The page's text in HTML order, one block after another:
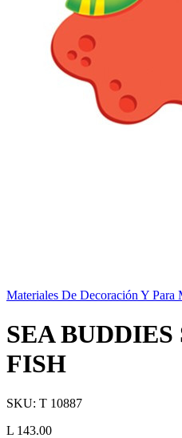
Materiales De Decoración Y Para
SEA
FISH
SKU: T 10887
L 143.00